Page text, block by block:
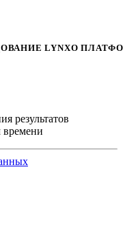
LYNXО
результатов
времени